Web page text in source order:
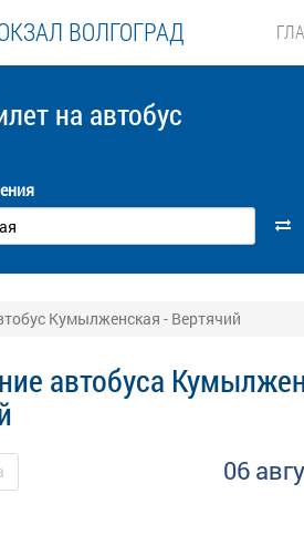
ВОЛГОГРАД
на автобус
Кумылженская - Вертячий
автобуса
06